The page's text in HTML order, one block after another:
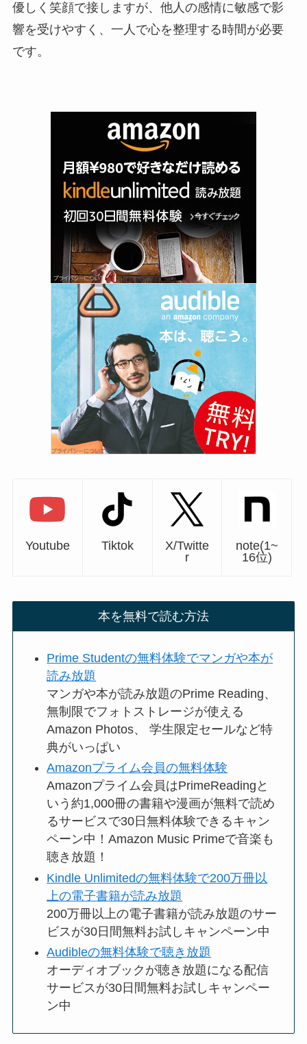
優しく笑顔で接しますが、他人の感情に敏感で影
響を受けやすく、一人で心を整理する時間が必要
です。
Youtube Tiktok
X/Twitte
r
note(1~
16位)
本を無料で読む方法
Prime Studentの無料体験でマンガや本が
読み放題
マンガや本が読み放題のPrime Reading、
無制限でフォトストレージが使える
Amazon Photos、 学生限定セールなど特
典がいっぱい
Amazonプライム会員の無料体験
Amazonプライム会員はPrimeReadingと
いう約1,000冊の書籍や漫画が無料で読め
るサービスで30日無料体験できるキャン
ペーン中！Amazon Music Primeで音楽も
聴き放題！
Kindle Unlimitedの無料体験で200万冊以
上の電子書籍が読み放題
200万冊以上の電子書籍が読み放題のサー
ビスが30日間無料お試しキャンペーン中
Audibleの無料体験で聴き放題
オーディオブックが聴き放題になる配信
サービスが30日間無料お試しキャンペー
ン中